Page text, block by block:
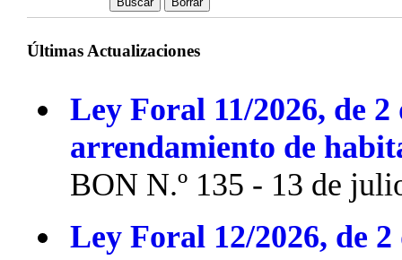
Últimas Actualizaciones
Ley Foral 11/2026, de
arrendamiento de
BON N.º 135 - 13 de
Ley Foral 12/2026, de